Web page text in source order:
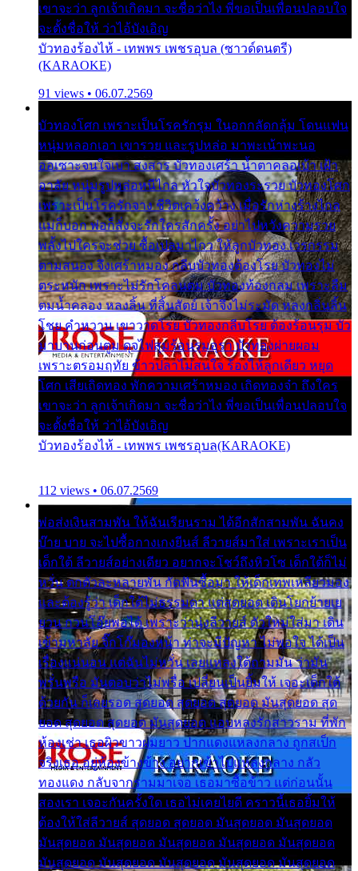
เขาจะว่า ลูกเจ้าเกิดมา จะชื่อว่าไง พี่ขอเป็นเพื่อนปลอบใจ
จะตั้งชื่อให้ ว่าไอ้บังเอิญ
บัวทองร้องไห้ - เทพพร เพชรอุบล (ซาวด์ดนตรี)
(KARAOKE)
91 views • 06.07.2569
บัวทองโศก เพราะเป็นโรครักรุม ในอกกลัดกลุ้ม โดนแฟน
หนุ่มหลอกเอา เขารวย และรูปหล่อ มาพะเน้าพะนอ
ออเซาะจนใจเบา สงสาร บัวทองเศร้า น้ำตาคลอเบ้า เฝ้า
อาลัย หนุ่มรูปหล่อหนีไกล หัวใจบัวทองระรวย บัวทองโศก
เพราะเป็นโรครักจาง ชีวิตเคว้งคว้าง เมื่อรักห่างร้างไกล
แม่ก็บอก พ่อก็สั่งจะรักใครสักครั้ง อย่าไปหวังความรวย
พลั้งไปใครจะช่วย ซื้อเปลมาไกว ให้ลูกบัวทอง เวรกรรม
ตามสนอง จึงเศร้าหมอง กลีบบัวทองต้องโรย บัวทองไม่
ตระหนัก เพราะไม่รักโคลนตม บัวทองท้องกลม เพราะลืม
ตมน้ำคลอง หลงลิ้น ที่สิ้นสัตย์ เจ้าจึงไม่ระมัด หลงกลิ่นลิ้น
โชย คำหวาน เขาวาดโรย บัวทองกลีบโรย ต้องร้อนรุม บัว
มาบานก่อนตูม ดุจไฟสุมร้อนรุมอุรา บัวทองผ่ายผอม
เพราะตรอมฤทัย ข้าวปลาไม่สนใจ ร้องไห้ลูกเดียว หยุด
โศก เสียเถิดทอง พักความเศร้าหมอง เถิดทองจ๋า ถึงใคร
เขาจะว่า ลูกเจ้าเกิดมา จะชื่อว่าไง พี่ขอเป็นเพื่อนปลอบใจ
จะตั้งชื่อให้ ว่าไอ้บังเอิญ
บัวทองร้องไห้ - เทพพร เพชรอุบล(KARAOKE)
112 views • 06.07.2569
พ่อส่งเงินสามพัน ให้ฉันเรียนราม ได้อีกสักสามพัน ฉันคง
บ๊าย บาย จะไปซื้อกางเกงยีนส์ ลีวายส์มาใส่ เพราะเราเป็น
เด็กใต้ ลีวายส์อย่างเดียว อยากจะโชว์ถึงหิวโซ เด็กใต้ก็ไม่
หวั่น ตกตัวละหลายพัน กัดฟันซื้อมา ให้เด็กเทพเหลียวมอง
และต้องรู้ว่า เด็กใต้ไม่ธรรมดา แต่สุดยอด เดินโยกย้ายเย
ยวน กวนโอ๊ยพอได้ เพราะว่านุ่งลีวายส์ ตัวใหม่ใส่มา เดิน
เข้ามหาลัย จิ๊กโก๊มองหน้า ท่าจะมีปัญหา ไม่พอใจ ได้เป็น
เรื่องแน่นอน แต่ฉันไม่หวั่น เลยแหลงใต้ถามมัน ว่ามัน
พรั่นพรือ มันตอบว่าไม่พรื่อ เปลี่ยนเป็นยิ้มให้ เจอะเด็กใต้
ด้วยกัน ก็เลยรอด สุดยอด สุดยอด สุดยอด มันสุดยอด สุด
ยอด สุดยอด สุดยอด มันสุดยอด แอบหลงรักสาวราม ที่พัก
ห้องเช่า เธอผิวขาวผมยาว ปากแดงแหลงกลาง ถูกสเป็ก
จริงเธอ อยู่ห้องข้างข้าง อยากเข้าไปแหลงกลาง กลัว
ทองแดง กลับจากรามมาเจอ เธอมาซื้อข้าว แต่ก่อนนั้น
สองเรา เจอะกันครั้งใด เธอไม่เคยไยดี คราวนี้เธอยิ้มให้
ต้องให้ใส่ลีวายส์ สุดยอด สุดยอด มันสุดยอด มันสุดยอด
มันสุดยอด มันสุดยอด มันสุดยอด มันสุดยอด มันสุดยอด
มันสุดยอด มันสุดยอด มันสุดยอด มันสุดยอด มันสุดยอด